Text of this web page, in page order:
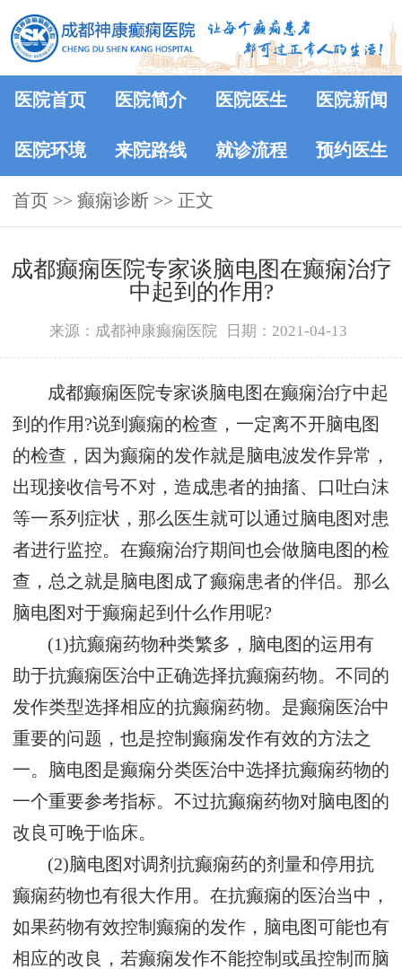
医院首页 医院简介 医院医生 医院新闻
医院环境 来院路线 就诊流程 预约医生
首页 >> 癫痫诊断 >> 正文
成都癫痫医院专家谈脑电图在癫痫治疗
中起到的作用?
来源：成都神康癫痫医院 日期：2021-04-13
成都癫痫医院专家谈脑电图在癫痫治疗中起
到的作用?说到癫痫的检查，一定离不开脑电图
的检查，因为癫痫的发作就是脑电波发作异常，
出现接收信号不对，造成患者的抽搐、口吐白沫
等一系列症状，那么医生就可以通过脑电图对患
者进行监控。在癫痫治疗期间也会做脑电图的检
查，总之就是脑电图成了癫痫患者的伴侣。那么
脑电图对于癫痫起到什么作用呢?
(1)抗癫痫药物种类繁多，脑电图的运用有
助于抗癫痫医治中正确选择抗癫痫药物。不同的
发作类型选择相应的抗癫痫药物。是癫痫医治中
重要的问题，也是控制癫痫发作有效的方法之
一。脑电图是癫痫分类医治中选择抗癫痫药物的
一个重要参考指标。不过抗癫痫药物对脑电图的
改良可晚于临床。
(2)脑电图对调剂抗癫痫药的剂量和停用抗
癫痫药物也有很大作用。在抗癫痫的医治当中，
如果药物有效控制癫痫的发作，脑电图可能也有
相应的改良，若癫痫发作不能控制或虽控制而脑